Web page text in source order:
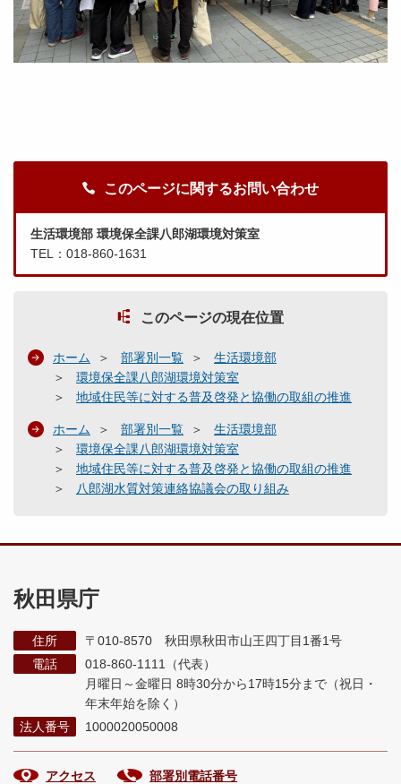
このページに関するお問い合わせ
生活環境部 環境保全課八郎湖環境対策室
TEL：018-860-1631
このページの現在位置
ホーム 部署別一覧
生活環境部
環境保全課八郎湖環境対策室
地域住民等に対する普及啓発と協働の取組の推進
ホーム 部署別一覧
生活環境部
環境保全課八郎湖環境対策室
地域住民等に対する普及啓発と協働の取組の推進
八郎湖水質対策連絡協議会の取り組み
秋田県庁
住所
〒010-8570 秋田県秋田市山王四丁目1番1号
電話
018-860-1111（代表）
月曜日～金曜日 8時30分から17時15分まで （祝日・
年末年始を除く）
法人番号
1000020050008
アクセス 部署別電話番号